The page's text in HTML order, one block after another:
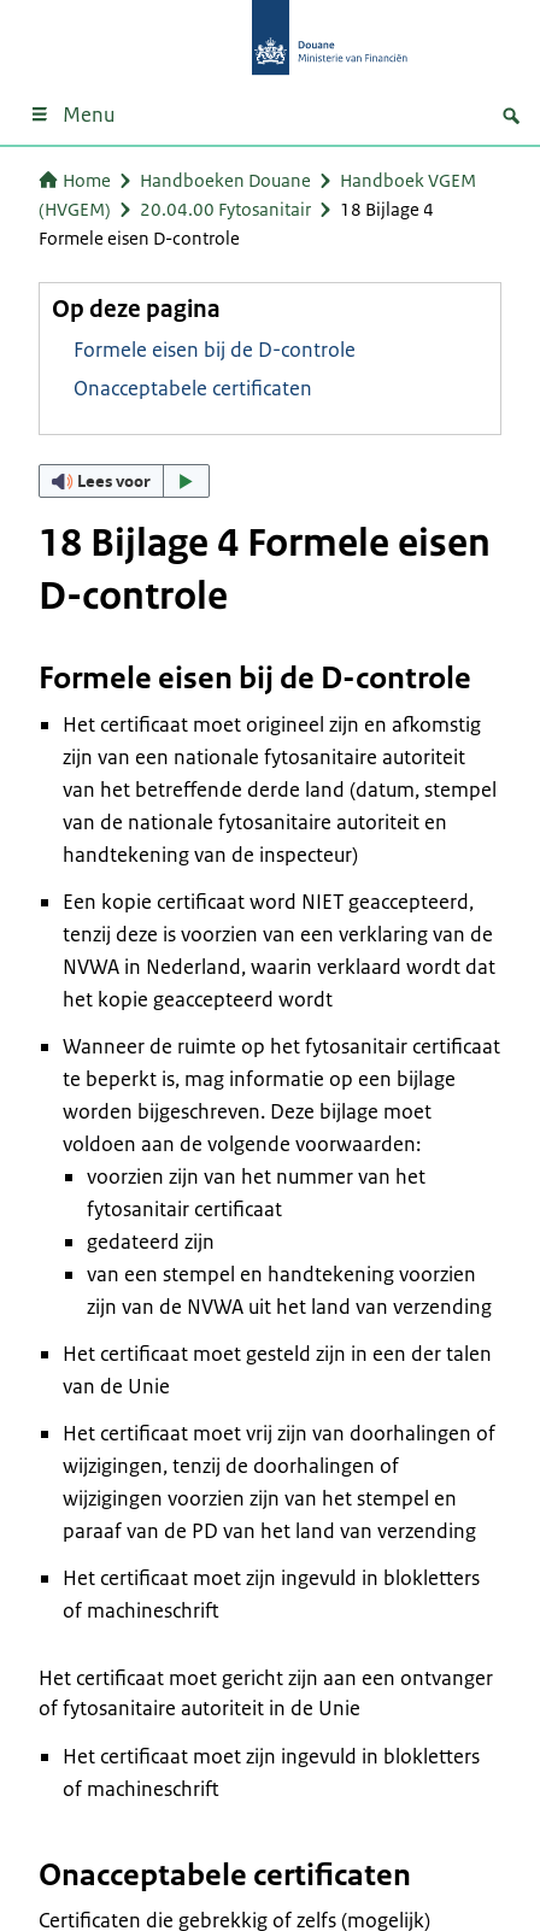
Menu
Home Handboeken Douane
Handboek VGEM
(HVGEM)
20.04.00 Fytosanitair
18 Bijlage 4
Formele eisen D-controle
Op deze pagina
Formele eisen bij de D-controle
Onacceptabele certificaten
Lees voor
18 Bijlage 4 Formele eisen
D-controle
Formele eisen bij de D-controle
Het certificaat moet origineel zijn en afkomstig
zijn van een nationale fytosanitaire autoriteit
van het betreffende derde land (datum, stempel
van de nationale fytosanitaire autoriteit en
handtekening van de inspecteur)
Een kopie certificaat word NIET geaccepteerd,
tenzij deze is voorzien van een verklaring van de
NVWA in Nederland, waarin verklaard wordt dat
het kopie geaccepteerd wordt
Wanneer de ruimte op het fytosanitair certificaat
te beperkt is, mag informatie op een bijlage
worden bijgeschreven. Deze bijlage moet
voldoen aan de volgende voorwaarden:
voorzien zijn van het nummer van het
fytosanitair certificaat
gedateerd zijn
van een stempel en handtekening voorzien
zijn van de NVWA uit het land van verzending
Het certificaat moet gesteld zijn in een der talen
van de Unie
Het certificaat moet vrij zijn van doorhalingen of
wijzigingen, tenzij de doorhalingen of
wijzigingen voorzien zijn van het stempel en
paraaf van de PD van het land van verzending
Het certificaat moet zijn ingevuld in blokletters
of machineschrift
Het certificaat moet gericht zijn aan een ontvanger
of fytosanitaire autoriteit in de Unie
Het certificaat moet zijn ingevuld in blokletters
of machineschrift
Onacceptabele certificaten
Certificaten die gebrekkig of zelfs (mogelijk)